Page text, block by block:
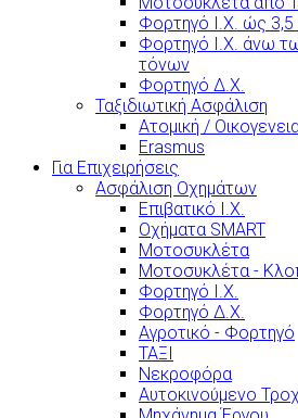
Φορτηγό Ι.Χ. ώς 3,5
Φορτηγό Ι.Χ. άνω
τόνων
Φορτηγό Δ.Χ.
Ταξιδιωτική Ασφάλιση
Ατομική /
Erasmus
Για Επιχειρήσεις
Ασφάλιση Οχημάτων
Επιβατικό Ι.Χ.
Οχήματα SMART
Μοτοσυκλέτα
Μοτοσυκλέτα -
Φορτηγό Ι.Χ.
Φορτηγό Δ.Χ.
Αγροτικό - Φορτηγό
ΤΑΞΙ
Νεκροφόρα
Αυτοκινούμενο